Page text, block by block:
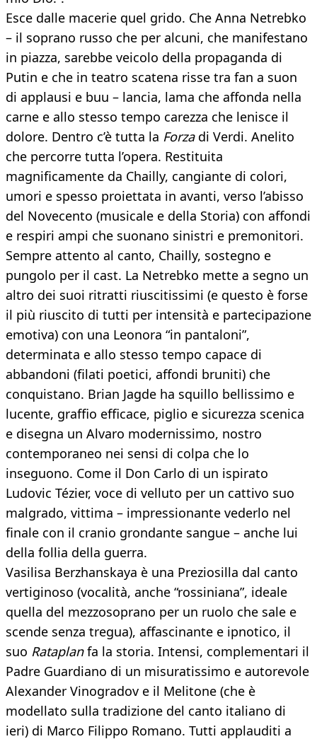
Esce dalle macerie quel grido. Che Anna Netrebko
– il soprano russo che per alcuni, che manifestano
in piazza, sarebbe veicolo della propaganda di
Putin e che in teatro scatena risse tra fan a suon
di applausi e buu – lancia, lama che affonda nella
carne e allo stesso tempo carezza che lenisce il
dolore. Dentro c’è tutta la Forzadi Verdi. Anelito
che percorre tutta l’opera. Restituita
magnificamente da Chailly, cangiante di colori,
umori e spesso proiettata in avanti, verso l’abisso
del Novecento (musicale e della Storia) con affondi
e respiri ampi che suonano sinistri e premonitori.
Sempre attento al canto, Chailly, sostegno e
pungolo per il cast. La Netrebko mette a segno un
altro dei suoi ritratti riuscitissimi (e questo è forse
il più riuscito di tutti per intensità e partecipazione
emotiva) con una Leonora “in pantaloni”,
determinata e allo stesso tempo capace di
abbandoni (filati poetici, affondi bruniti) che
conquistano. Brian Jagde ha squillo bellissimo e
lucente, graffio efficace, piglio e sicurezza scenica
e disegna un Alvaro modernissimo, nostro
contemporaneo nei sensi di colpa che lo
inseguono. Come il Don Carlo di un ispirato
Ludovic Tézier, voce di velluto per un cattivo suo
malgrado, vittima – impressionante vederlo nel
finale con il cranio grondante sangue – anche lui
della follia della guerra.
Vasilisa Berzhanskaya è una Preziosilla dal canto
vertiginoso (vocalità, anche “rossiniana”, ideale
quella del mezzosoprano per un ruolo che sale e
scende senza tregua), affascinante e ipnotico, il
suo Rataplanfa la storia. Intensi, complementari il
Padre Guardiano di un misuratissimo e autorevole
Alexander Vinogradov e il Melitone (che è
modellato sulla tradizione del canto italiano di
ieri) di Marco Filippo Romano. Tutti applauditi a